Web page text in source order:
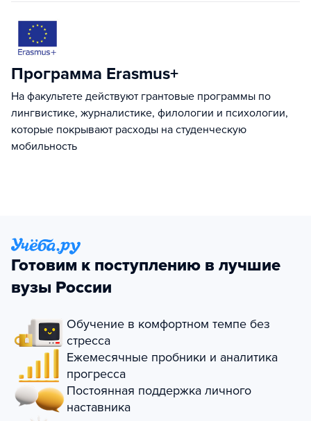
Программа Erasmus+
На факультете действуют грантовые программы по
лингвистике, журналистике, филологии и психологии,
которые покрывают расходы на студенческую
мобильность
Готовим к поступлению в лучшие
вузы России
Обучение в комфортном темпе без
стресса
Ежемесячные пробники и аналитика
прогресса
Постоянная поддержка личного
наставника